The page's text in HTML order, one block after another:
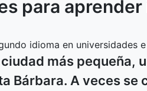
para
idioma en universidades
más pequeña,
Bárbara. A veces